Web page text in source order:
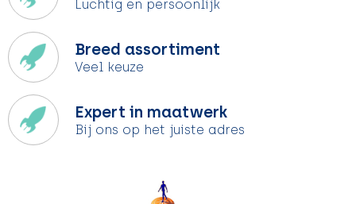
Luchtig en persoonlijk
Breed assortiment
Veel keuze
Expert in maatwerk
Bij ons op het juiste adres